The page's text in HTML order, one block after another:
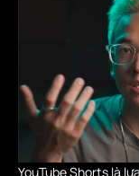
YouTube Shorts là